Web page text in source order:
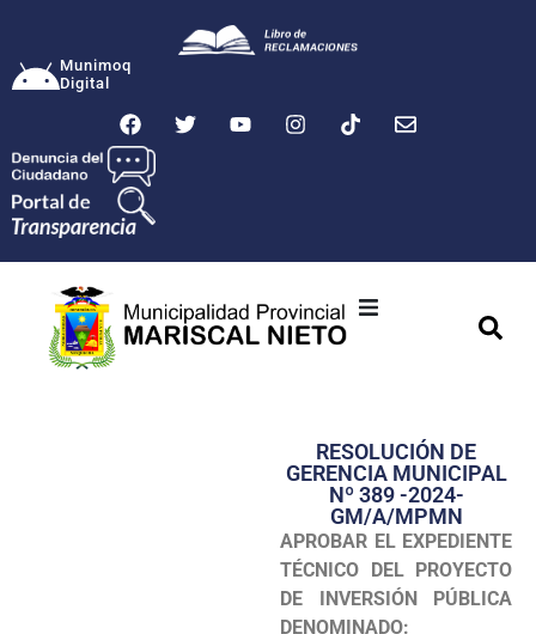
Munimoq
Digital
Transparencia
Seguridad
Programas
Intranet
RESOLUCIÓN DE
GERENCIA MUNICIPAL
Nº 389 -2024-
GM/A/MPMN
APROBAR EL EXPEDIENTE
TÉCNICO DEL PROYECTO
DE INVERSIÓN PÚBLICA
DENOMINADO: